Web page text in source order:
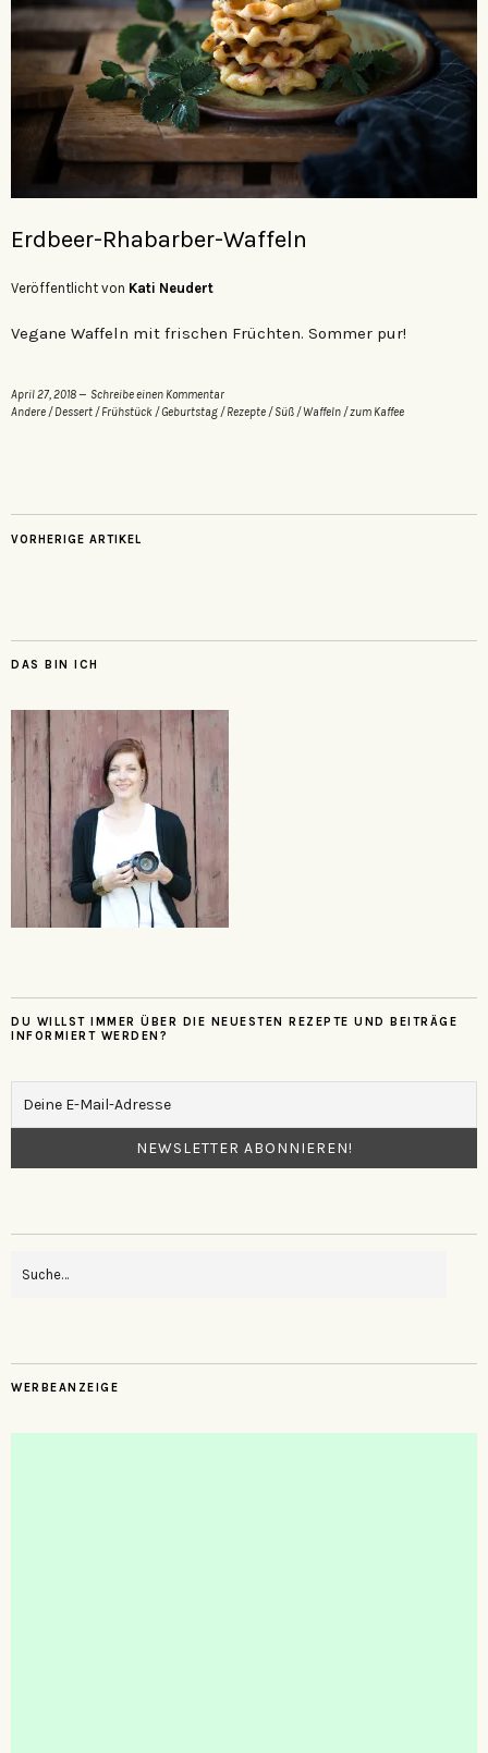
Erdbeer-Rhabarber-Waffeln
Veröffentlicht von Kati Neudert
Vegane Waffeln mit frischen Früchten. Sommer pur!
April 27, 2018
Schreibe einen Kommentar
Andere /Dessert /Frühstück /Geburtstag /Rezepte /Süß /Waffeln /zum Kaffee
VORHERIGE ARTIKEL
DAS BIN ICH
DU WILLST IMMER ÜBER DIE NEUESTEN REZEPTE UND BEITRÄGE
INFORMIERT WERDEN?
WERBEANZEIGE